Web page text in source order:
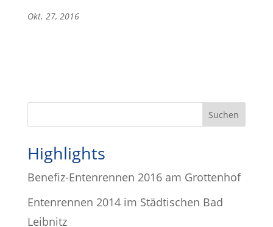
Okt. 27, 2016
Highlights
Benefiz-Entenrennen 2016 am Grottenhof
Entenrennen 2014 im Städtischen Bad
Leibnitz